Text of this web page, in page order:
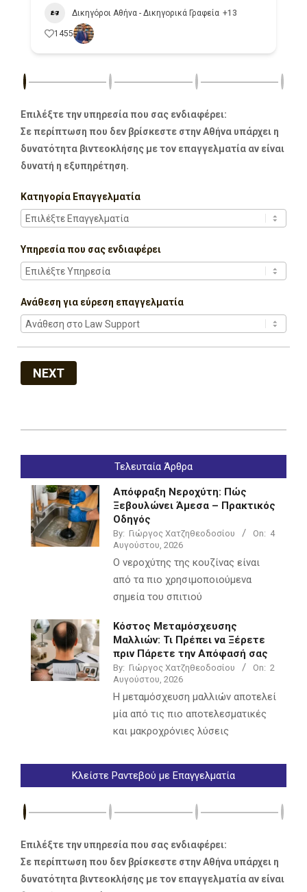
Δικηγόροι Αθήνα - Δικηγορικά Γραφεία +13
1455
Επιλέξτε την υπηρεσία που σας ενδιαφέρει:
Σε περίπτωση που δεν βρίσκεστε στην Αθήνα υπάρχει η
δυνατότητα βιντεοκλήσης με τον επαγγελματία αν είναι
δυνατή η εξυπηρέτηση.
Κατηγορία Επαγγελματία
Υπηρεσία που σας ενδιαφέρει
Ανάθεση για εύρεση επαγγελματία
NEXT
07-
Τελευταία Άρθρα
Απόφραξη Νεροχύτη: Πώς
Ξεβουλώνει Άμεσα – Πρακτικός
Οδηγός
By: Γιώργος Χατζηθεοδοσίου On: 4
Αυγούστου, 2026
Ο νεροχύτης της κουζίνας είναι
από τα πιο χρησιμοποιούμενα
σημεία του σπιτιού
Κόστος Μεταμόσχευσης
Μαλλιών: Τι Πρέπει να Ξέρετε
πριν Πάρετε την Απόφασή σας
By: Γιώργος Χατζηθεοδοσίου On: 2
Αυγούστου, 2026
Η μεταμόσχευση μαλλιών αποτελεί
μία από τις πιο αποτελεσματικές
και μακροχρόνιες λύσεις
Κλείστε Ραντεβού με Επαγγελματία
Επιλέξτε την υπηρεσία που σας ενδιαφέρει:
Σε περίπτωση που δεν βρίσκεστε στην Αθήνα υπάρχει η
δυνατότητα βιντεοκλήσης με τον επαγγελματία αν είναι